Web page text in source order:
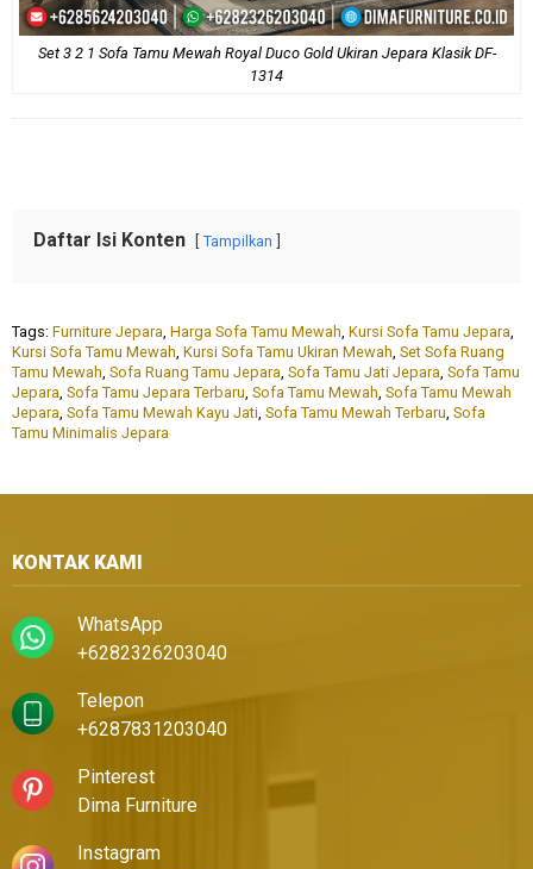
Set 3 2 1 Sofa Tamu Mewah Royal Duco Gold Ukiran Jepara Klasik DF-
1314
Daftar Isi Konten Tampilkan
Tags: Furniture Jepara Harga Sofa Tamu Mewah Kursi Sofa Tamu Jepara
Kursi Sofa Tamu Mewah Kursi Sofa Tamu Ukiran Mewah Set Sofa Ruang
Tamu Mewah Sofa Ruang Tamu Jepara Sofa Tamu Jati Jepara Sofa Tamu
Jepara Sofa Tamu Jepara Terbaru Sofa Tamu Mewah Sofa Tamu Mewah
Jepara Sofa Tamu Mewah Kayu Jati Sofa Tamu Mewah Terbaru Sofa
Tamu Minimalis Jepara
KONTAK KAMI
WhatsApp
+6282326203040
Telepon
+6287831203040
Pinterest
Dima Furniture
Instagram